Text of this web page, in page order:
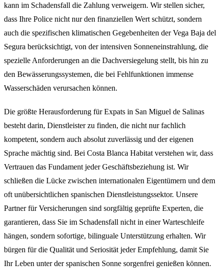
kann im Schadensfall die Zahlung verweigern. Wir stellen sicher,
dass Ihre Police nicht nur den finanziellen Wert schützt, sondern
auch die spezifischen klimatischen Gegebenheiten der Vega Baja del
Segura berücksichtigt, von der intensiven Sonneneinstrahlung, die
spezielle Anforderungen an die Dachversiegelung stellt, bis hin zu
den Bewässerungssystemen, die bei Fehlfunktionen immense
Wasserschäden verursachen können.
Die größte Herausforderung für Expats in San Miguel de Salinas
besteht darin, Dienstleister zu finden, die nicht nur fachlich
kompetent, sondern auch absolut zuverlässig und der eigenen
Sprache mächtig sind. Bei Costa Blanca Habitat verstehen wir, dass
Vertrauen das Fundament jeder Geschäftsbeziehung ist. Wir
schließen die Lücke zwischen internationalen Eigentümern und dem
oft unübersichtlichen spanischen Dienstleistungssektor. Unsere
Partner für Versicherungen sind sorgfältig geprüfte Experten, die
garantieren, dass Sie im Schadensfall nicht in einer Warteschleife
hängen, sondern sofortige, bilinguale Unterstützung erhalten. Wir
bürgen für die Qualität und Seriosität jeder Empfehlung, damit Sie
Ihr Leben unter der spanischen Sonne sorgenfrei genießen können.